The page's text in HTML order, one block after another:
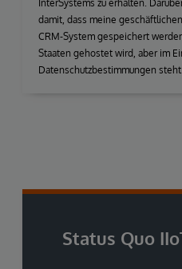
InterSystems zu erhalten.
damit, dass meine
CRM-System gespeichert
Staaten gehostet wird, aber im
Datenschutzbestimmungen steht.
Status Quo